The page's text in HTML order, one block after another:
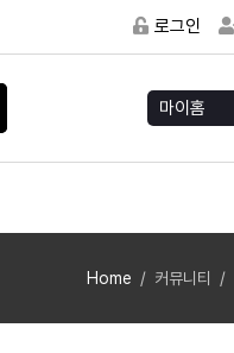
로그인
마이홈
Home 커뮤니티